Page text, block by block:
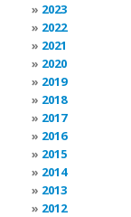
2023
2022
2021
2020
2019
2018
2017
2016
2015
2014
2013
2012